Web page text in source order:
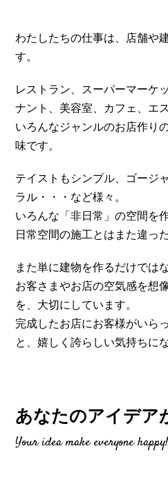
わたしたちの仕事は、店舗や
す。
レストラン、スーパーマーケ
ナント、美容室、カフェ、エ
いろんなジャンルのお店作り
味です。
テイストもシンプル、ゴージ
ラル・・・など様々。
いろんな「非日常」の空間を
日常空間の施工とはまた違っ
また単に建物を作るだけでは
お客さまやお店の空気感を想
を、大切にしています。
完成したお店にお客様がいら
と、嬉しく誇らしい気持ちに
あなたのアイデア
Your idea make everyone happy!